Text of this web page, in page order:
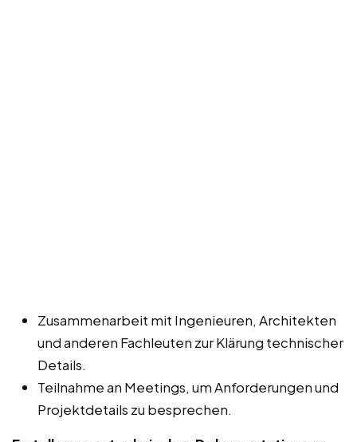
Zusammenarbeit mit Ingenieuren, Architekten
und anderen Fachleuten zur Klärung technischer
Details.
Teilnahme an Meetings, um Anforderungen und
Projektdetails zu besprechen.